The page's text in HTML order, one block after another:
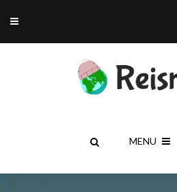
MENU